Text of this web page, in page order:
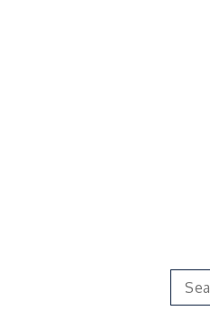
Search
for: